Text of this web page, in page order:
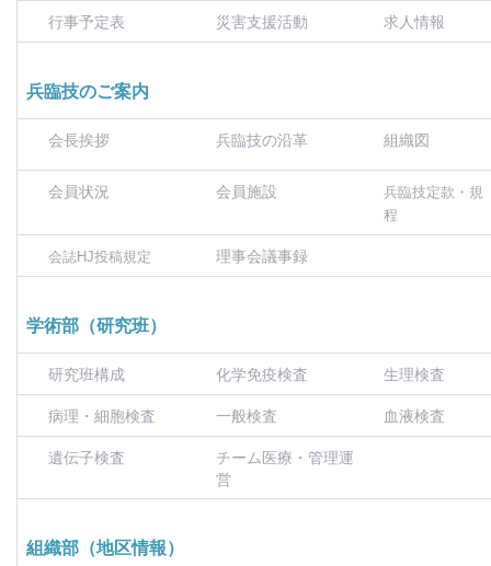
行事予定表 災害支援活動 求人情報
兵臨技のご案内
会長挨拶 兵臨技の沿革 組織図
会員状況 会員施設
兵臨技定款・規
程
会誌HJ投稿規定 理事会議事録
学術部（研究班）
研究班構成 化学免疫検査
生理検査
病理・細胞検査
一般検査
血液検査
遺伝子検査
チーム医療・管理運
営
組織部（地区情報）